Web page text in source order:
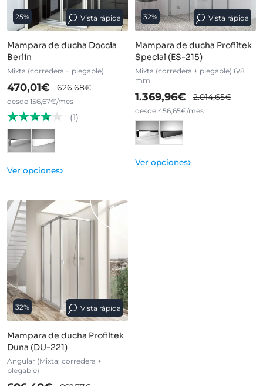
25% Vista rápida
Mampara de ducha Doccia
Berlin
Mixta (corredera + plegable)
470,01€ 626,68€
desde 156,67€/mes
(1)
Ver opciones›
32% Vista rápida
Mampara de ducha Profiltek
Special (ES-215)
Mixta (corredera + plegable) 6/8
mm
1.369,96€ 2.014,65€
desde 456,65€/mes
Ver opciones›
32% Vista rápida
Mampara de ducha Profiltek
Duna (DU-221)
Angular (Mixta: corredera +
plegable)